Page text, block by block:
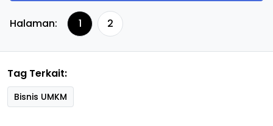
Halaman: 1 2
Tag Terkait:
Bisnis UMKM